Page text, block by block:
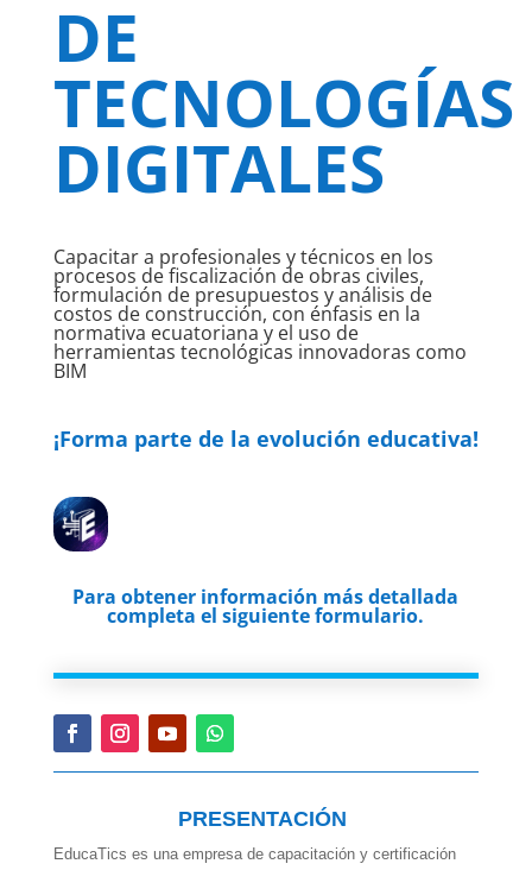
DE
TECNOLOGÍAS
DIGITALES
Capacitar a profesionales y técnicos en los
procesos de fiscalización de obras civiles,
formulación de presupuestos y análisis de
costos de construcción, con énfasis en la
normativa ecuatoriana y el uso de
herramientas tecnológicas innovadoras como
BIM
¡Forma parte de la evolución educativa!
Para obtener información más detallada
completa el siguiente formulario.
PRESENTACIÓN
EducaTics es una empresa de capacitación y certificación